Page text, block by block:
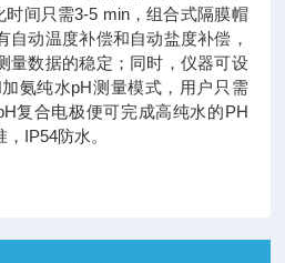
间只需3-5 min，组合式隔膜帽
自动温度补偿和自动盐度补偿，
量数据的稳定；同时，仪器可设
氨纯水pH测量模式，用户只需
复合电极便可完成高纯水的PH
IP54防水。